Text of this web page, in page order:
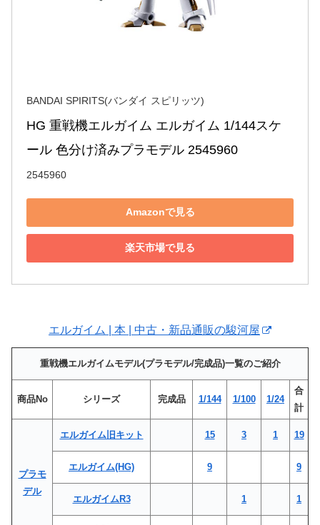
BANDAI SPIRITS(バンダイ スピリッツ)
HG 重戦機エルガイム エルガイム 1/144スケ
ール 色分け済みプラモデル 2545960
2545960
Amazonで見る
楽天市場で見る
エルガイム | 本 | 中古・新品通販の駿河屋
重戦機エルガイムモデル(プラモデル/完成品)一覧のご紹介
商品No シリーズ 完成品 1/144 1/100 1/24
合
計
プラモ
デル
エルガイム旧キット 15 3 1 19
エルガイム(HG) 9 9
エルガイムR3 1 1